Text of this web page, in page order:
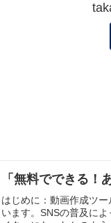
「無料でできる！
はじめに：動画作成ツ
います。SNSの普及に